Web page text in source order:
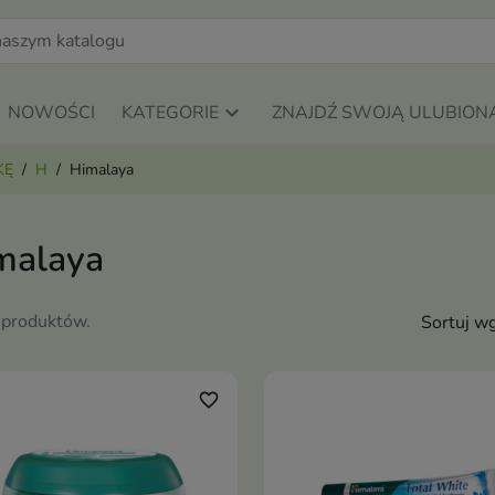
NOWOŚCI KATEGORIE ZNAJDŹ SWOJĄ
H Himalaya
Sortuj
favorite_border